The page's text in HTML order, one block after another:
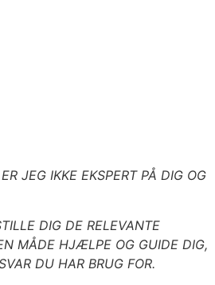
JEG IKKE EKSPERT PÅ DIG OG
DIG DE RELEVANTE
MÅDE HJÆLPE OG GUIDE DIG,
DU HAR BRUG FOR.